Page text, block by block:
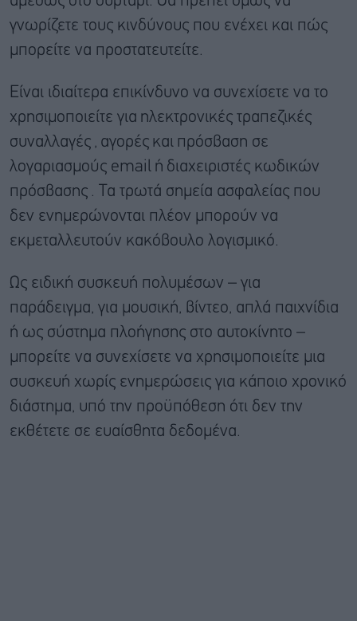
γνωρίζετε τους κινδύνους που ενέχει και πώς
μπορείτε να προστατευτείτε.
Είναι ιδιαίτερα επικίνδυνο να συνεχίσετε να το
χρησιμοποιείτε για ηλεκτρονικές τραπεζικές
συναλλαγές , αγορές και πρόσβαση σε
λογαριασμούς email ή διαχειριστές κωδικών
πρόσβασης . Τα τρωτά σημεία ασφαλείας που
δεν ενημερώνονται πλέον μπορούν να
εκμεταλλευτούν κακόβουλο λογισμικό.
Ως ειδική συσκευή πολυμέσων – για
παράδειγμα, για μουσική, βίντεο, απλά παιχνίδια
ή ως σύστημα πλοήγησης στο αυτοκίνητο –
μπορείτε να συνεχίσετε να χρησιμοποιείτε μια
συσκευή χωρίς ενημερώσεις για κάποιο χρονικό
διάστημα, υπό την προϋπόθεση ότι δεν την
εκθέτετε σε ευαίσθητα δεδομένα.